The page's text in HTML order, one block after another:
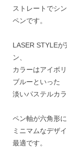
ストレートでシ
ペンです。
LASER STYLE
ン、
カラーはアイボ
ブルーといった
淡いパステルカ
ペン軸が六角形
ミニマムなデザ
最適です。